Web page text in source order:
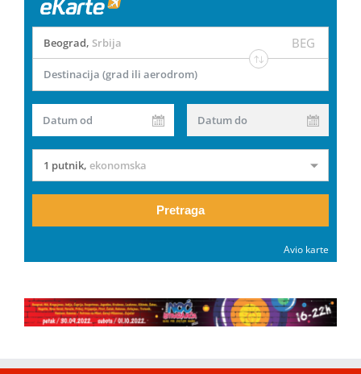
Beograd, Srbija BEG
Destinacija (grad ili aerodrom)
Datum od Datum do
1 putnik, ekonomska
Pretraga
Avio karte